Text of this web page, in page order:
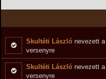
Skultéti László nevezett a
versenyre
Skultéti László nevezett a
versenyre